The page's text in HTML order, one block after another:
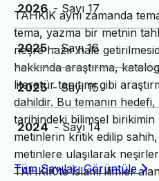
TAHKİK aynı zamanda
tema, yazma bir metnin
neşre hazır hale
hakkında araştırma,
literatür tanıtımı gibi
dahildir. Bu temanın
tarihindeki bilimsel
metinlerin kritik edilip
metinlere ulaşılarak
TAHKİK’te İslami ilimler
2026 - Sayı 17
2025 - Sayı 16
2025 - Sayı 15
2024 - Sayı 14
Tüm Sayıları Görüntüle